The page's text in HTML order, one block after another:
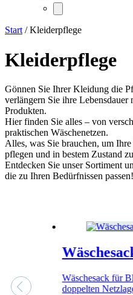
Start/ Kleiderpflege
Kleiderpflege
Gönnen Sie Ihrer Kleidung die
verlängern Sie ihre Lebensdauer
Produkten.
Hier finden Sie alles – von
praktischen Wäschenetzen.
Alles, was Sie brauchen, um
pflegen und in bestem Zustand
Entdecken Sie unser Sortiment
die zu Ihren Bedürfnissen passen!
Wäschesack für
doppelten